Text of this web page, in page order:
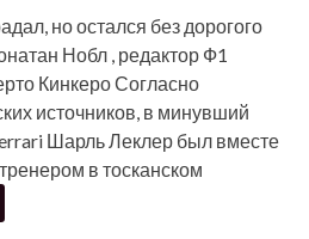
но остался без дорогого
Нобл , редактор Ф1
Кинкеро Согласно
источников, в минувший
Шарль Леклер был вместе
в тосканском